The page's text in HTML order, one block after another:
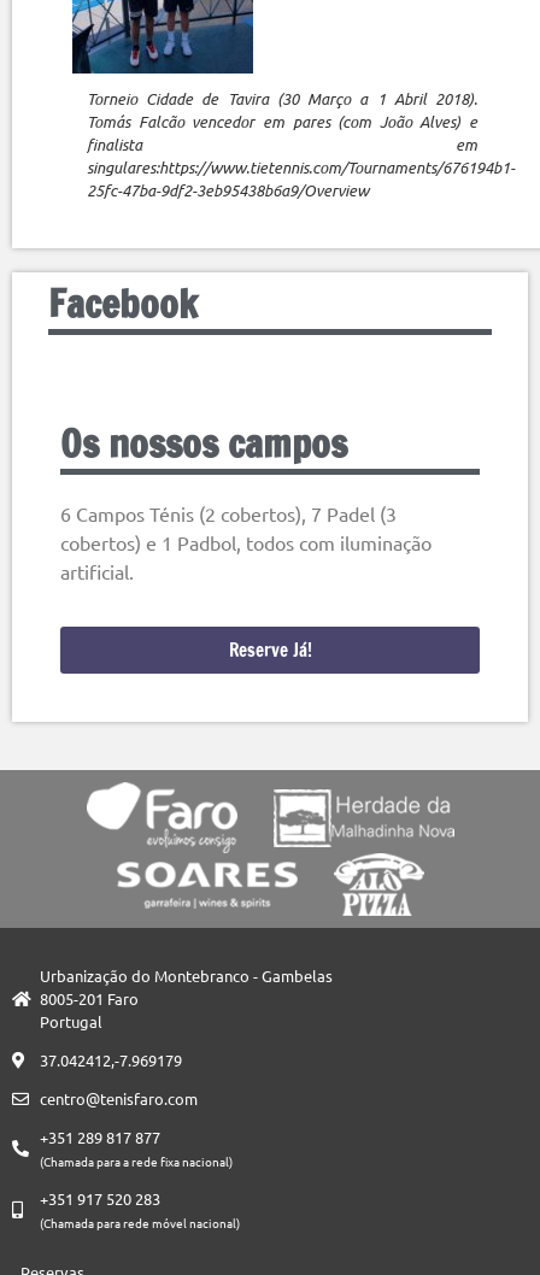
Torneio Cidade de Tavira (30 Março a 1 Abril 2018).
Tomás Falcão vencedor em pares (com João Alves) e
finalista em
singulares:https://www.tietennis.com/Tournaments/676194b1-
25fc-47ba-9df2-3eb95438b6a9/Overview
Facebook
Os nossos campos
6 Campos Ténis (2 cobertos), 7 Padel (3
cobertos) e 1 Padbol, todos com iluminação
artificial.
Reserve Já!
Urbanização do Montebranco - Gambelas
8005-201 Faro
Portugal
37.042412,-7.969179
centro@tenisfaro.com
+351 289 817 877
(Chamada para a rede fixa nacional)
+351 917 520 283
(Chamada para rede móvel nacional)